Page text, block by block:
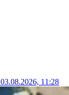
03.08.2026, 11:28